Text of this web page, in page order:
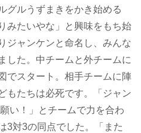
グルうずまきをかき始める
みたいやな」と興味をもち始
ジャンケンと命名し、みんな
した。中チームと外チームに
でスタート。相手チームに陣
もたちは必死です。「ジャン
い！」とチームで力を合わ
3対3の同点でした。「また